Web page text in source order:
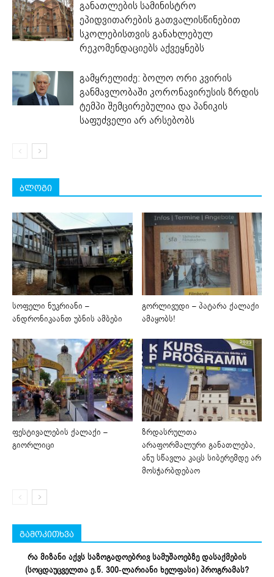
განათლების სამინისტრო
ეპიდვითარების გათვალისწინებით
სკოლებისთვის განახლებულ
რეკომენდაციებს აქვეყნებს
გამყრელიძე: ბოლო ორი კვირის
განმავლობაში კორონავირუსის ზრდის
ტემპი შემცირებულია და პანიკის
საფუძველი არ არსებობს
ბლოგი
სოფელი ნუკრიანი –
ანდრონიკაანთ უბნის ამბები
გორლივუდი – პატარა ქალაქი
ამაყობს!
ფესტივალების ქალაქი –
გიორლიცი
ზრდასრულთა
არაფორმალური განათლება,
ანუ სწავლა კაცს სიბერემდე არ
მოსჭარბდებაო
გამოკითხვა
რა მიზანი აქვს საზოგადოებრივ სამუშაოებზე დასაქმების
(სოცდაუცველთა ე.წ. 300-ლარიანი ხელფასი) პროგრამას?